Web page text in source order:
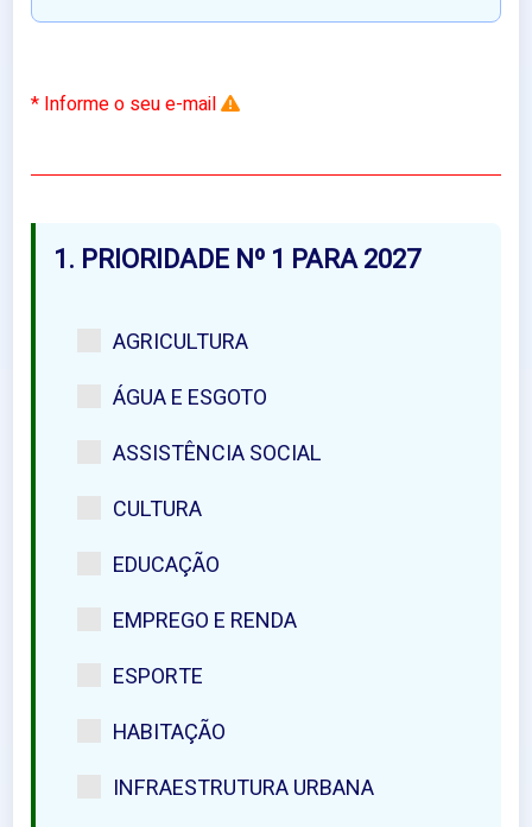
Informe o seu e-mail
1. PRIORIDADE Nº 1 PARA 2027
AGRICULTURA
ÁGUA E ESGOTO
ASSISTÊNCIA SOCIAL
CULTURA
EDUCAÇÃO
EMPREGO E RENDA
ESPORTE
HABITAÇÃO
INFRAESTRUTURA URBANA